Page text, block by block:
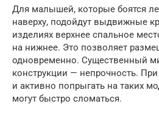
Для малышей, которые боятся
наверху, подойдут выдвижные
изделиях верхнее спальное
на нижнее. Это позволяет
одновременно. Существенный
конструкции — непрочность.
и активно попрыгать на таких
могут быстро сломаться.